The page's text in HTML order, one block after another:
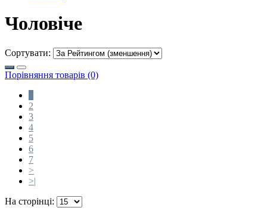
Чоловіче
Сортувати:
Порівняння товарів (0)
2
3
4
5
6
7
>
>|
На сторінці: